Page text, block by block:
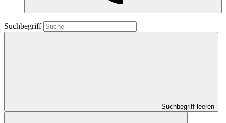
Suchbegriff
Suchbegriff leeren